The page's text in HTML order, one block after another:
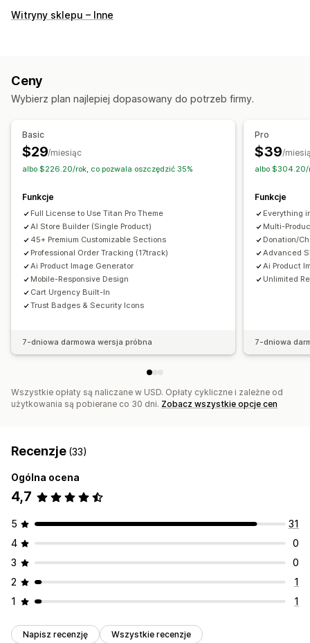
Rodzaje stron
Strony z informacjami o firmie
Strony błędu 404 Strony recenzji Strony cennika
Zarządzanie stronami
Edytor Wzorce Import i eksport
Automatyzacje
Generowanie treści przy pomocy AI
Pozycjonowanie stron
Responsywność na urządzeniach mobilnych
Analizy
Testy A/B
Witryny sklepu – Inne
Ceny
Wybierz plan najlepiej dopasowany do potrzeb firmy.
Basic
$29/miesiąc
albo $226.20/rok, co pozwala oszczędzić 35%
Funkcje
Full License to Use Titan Pro Theme
AI Store Builder (Single Product)
45+ Premium Customizable Sections
Professional Order Tracking (17track)
Ai Product Image Generator
Mobile-Responsive Design
Cart Urgency Built-In
Trust Badges & Security Icons
7-dniowa darmowa wersja próbna
Pro
$39/
albo $304.20/
Funkcje
Everything
Multi-
Donation/
Advanced
Ai Product
Unlimited
7-dniowa
Wszystkie opłaty są naliczane w USD. Opłaty cykliczne i zależne od
użytkowania są pobierane co 30 dni. Zobacz wszystkie opcje cen
Recenzje (33)
Ogólna ocena
4,7
5
31
4
0
3
0
2
1
1
1
Napisz recenzję Wszystkie recenzje